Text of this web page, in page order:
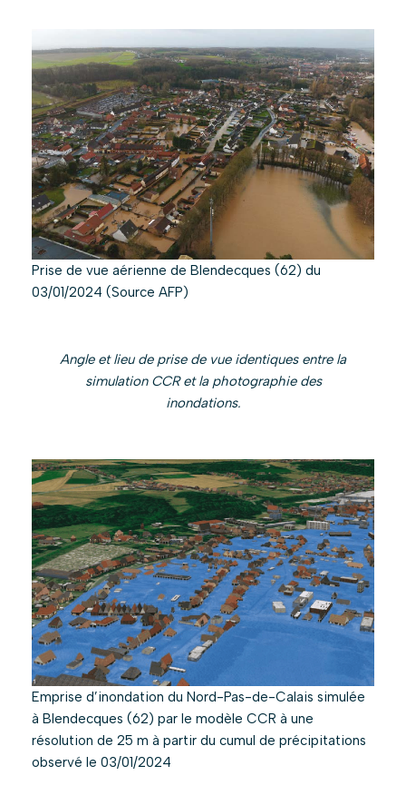
Prise de vue aérienne de Blendecques (62) du
03/01/2024 (Source AFP)
Angle et lieu de prise de vue identiques entre la
simulation CCR et la photographie des
inondations.
Emprise d’inondation du Nord-Pas-de-Calais simulée
à Blendecques (62) par le modèle CCR à une
résolution de 25 m à partir du cumul de précipitations
observé le 03/01/2024